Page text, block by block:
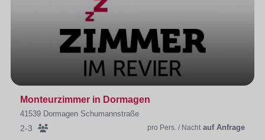
Monteurzimmer in Dormagen
41539 Dormagen Schumannstraße
2-3 pro Pers. / Nacht auf Anfrage